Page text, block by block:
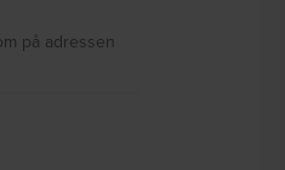
på adressen